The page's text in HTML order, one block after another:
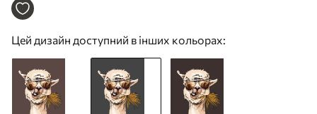
окулярах із віяловим пальмовим листом
Цей дизайн доступний в інших кольорах: